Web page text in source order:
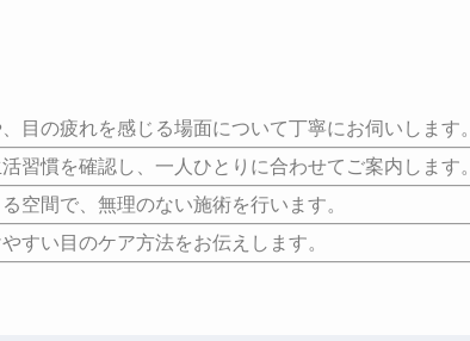
感じる場面について丁寧にお伺いします。
、一人ひとりに合わせてご案内します。
のない施術を行います。
のケア方法をお伝えします。